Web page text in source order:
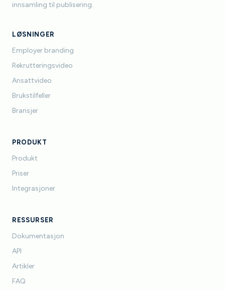
innsamling til publisering.
LØSNINGER
Employer branding
Rekrutteringsvideo
Ansattvideo
Brukstilfeller
Bransjer
PRODUKT
Produkt
Priser
Integrasjoner
RESSURSER
Dokumentasjon
API
Artikler
FAQ